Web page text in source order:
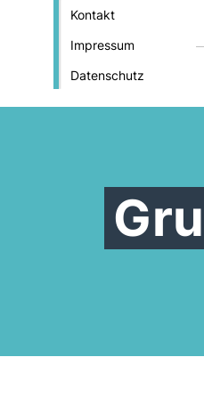
Kontakt
Impressum
Datenschutz